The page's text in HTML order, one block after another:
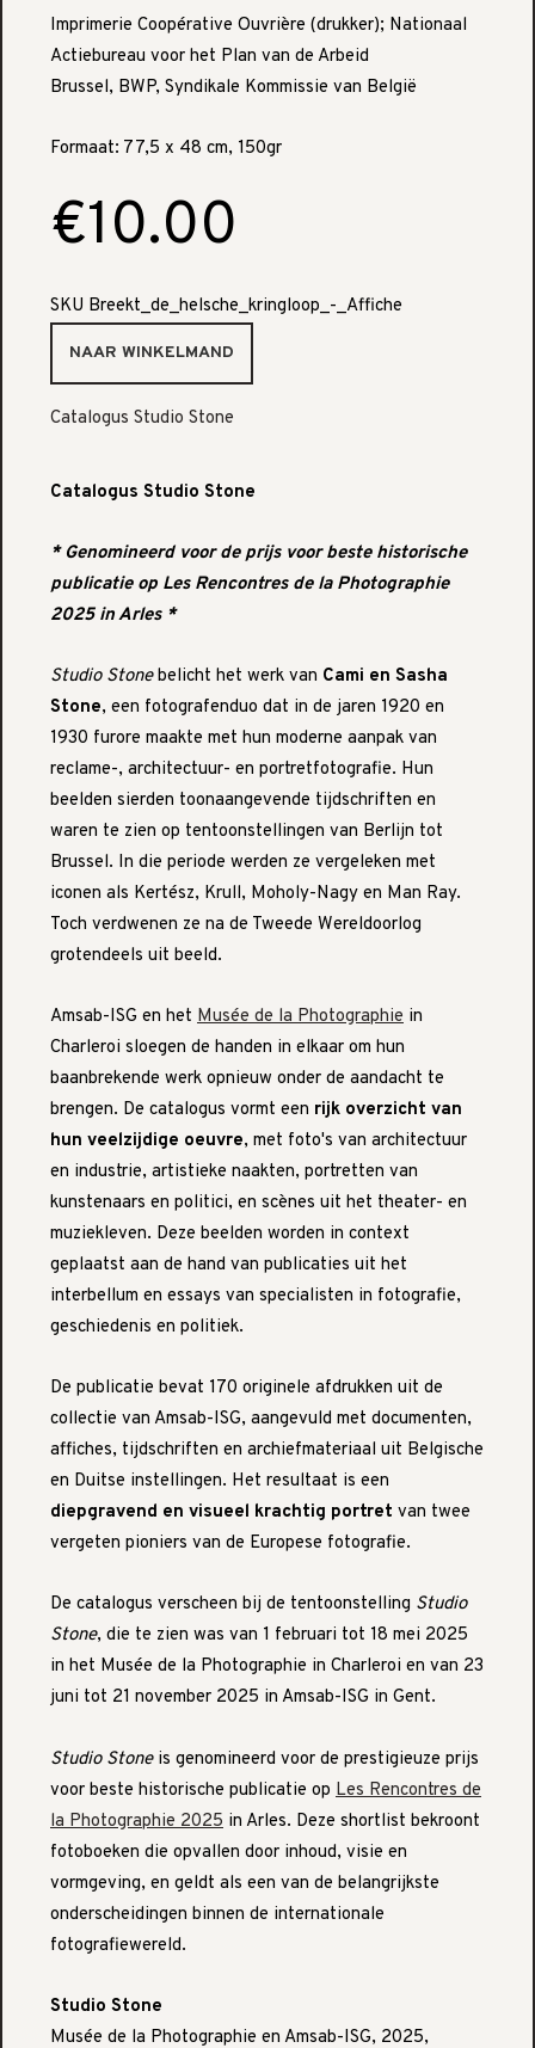
Imprimerie Coopérative Ouvrière (drukker); Nationaal
Actiebureau voor het Plan van de Arbeid
Brussel, BWP, Syndikale Kommissie van België
Formaat: 77,5 x 48 cm, 150gr
€10.00
SKU Breekt_de_helsche_kringloop_-_Affiche
Catalogus Studio Stone
Catalogus Studio Stone
* Genomineerd voor de prijs voor beste historische
publicatie op Les Rencontres de la Photographie
2025 in Arles *
Studio Stonebelicht het werk van Cami en Sasha
Stone, een fotografenduo dat in de jaren 1920 en
1930 furore maakte met hun moderne aanpak van
reclame-, architectuur- en portretfotografie. Hun
beelden sierden toonaangevende tijdschriften en
waren te zien op tentoonstellingen van Berlijn tot
Brussel. In die periode werden ze vergeleken met
iconen als Kertész, Krull, Moholy-Nagy en Man Ray.
Toch verdwenen ze na de Tweede Wereldoorlog
grotendeels uit beeld.
Amsab-ISG en het Musée de la Photographie in
Charleroi sloegen de handen in elkaar om hun
baanbrekende werk opnieuw onder de aandacht te
brengen. De catalogus vormt een rijk overzicht van
hun veelzijdige oeuvre, met foto's van architectuur
en industrie, artistieke naakten, portretten van
kunstenaars en politici, en scènes uit het theater- en
muziekleven. Deze beelden worden in context
geplaatst aan de hand van publicaties uit het
interbellum en essays van specialisten in fotografie,
geschiedenis en politiek.
De publicatie bevat 170 originele afdrukken uit de
collectie van Amsab-ISG, aangevuld met documenten,
affiches, tijdschriften en archiefmateriaal uit Belgische
en Duitse instellingen. Het resultaat is een
diepgravend en visueel krachtig portret van twee
vergeten pioniers van de Europese fotografie.
De catalogus verscheen bij de tentoonstelling Studio
Stone, die te zien was van 1 februari tot 18 mei 2025
in het Musée de la Photographie in Charleroi en van 23
juni tot 21 november 2025 in Amsab-ISG in Gent.
Studio Stone is genomineerd voor de prestigieuze prijs
voor beste historische publicatie op Les Rencontres de
la Photographie 2025 in Arles. Deze shortlist bekroont
fotoboeken die opvallen door inhoud, visie en
vormgeving, en geldt als een van de belangrijkste
onderscheidingen binnen de internationale
fotografiewereld.
Studio Stone
Musée de la Photographie en Amsab-ISG, 2025,